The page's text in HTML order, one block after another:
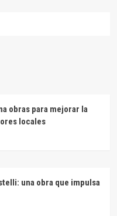
obras para mejorar la
locales
una obra que impulsa